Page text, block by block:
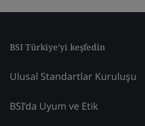
BSI Türkiye'yi keşfedin
Ulusal Standartlar Kuruluşu
BSI’da Uyum ve Etik